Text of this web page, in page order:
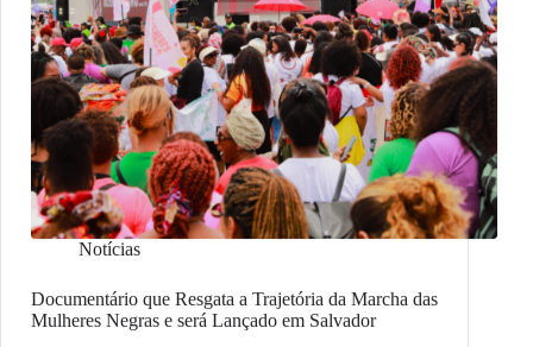
Notícias
Documentário que Resgata a Trajetória da Marcha das
Mulheres Negras e será Lançado em Salvador